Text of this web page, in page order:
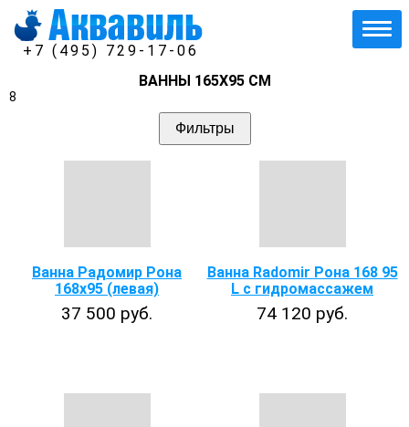
+7 (495) 729-17-06
ВАННЫ 165Х95 СМ
8
Фильтры
Ванна Радомир Рона
168x95 (левая)
37 500 руб.
Ванна Radomir Рона 168 95
L с гидромассажем
74 120 руб.